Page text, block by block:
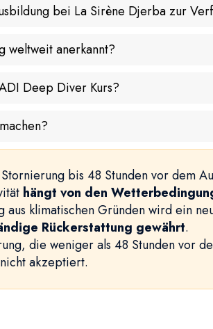
bei La Sirène Djerba zur
anerkannt?
Deep Diver Kurs?
bis 48 Stunden vor dem
hängt von den
aus klimatischen Gründen wird ein
Rückerstattung gewährt.
die weniger als 48 Stunden vor
akzeptiert.